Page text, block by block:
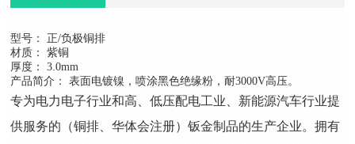
型号： 正/负极铜排
材质： 紫铜
厚度： 3.0mm
产品简介： 表面电镀镍，喷涂黑色绝缘粉，耐3000V高压。
专为电力电子行业和高、低压配电工业、新能源汽车行业提
供服务的（铜排、华体会注册）钣金制品的生产企业。拥有